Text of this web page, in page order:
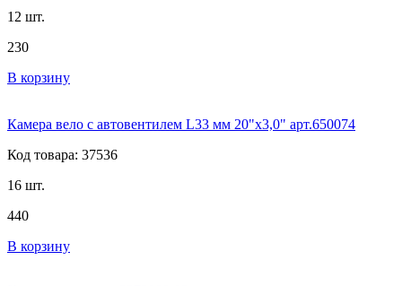
12 шт.
230
В корзину
Камера вело с автовентилем L33 мм 20"х3,0" арт.650074
Код товара: 37536
16 шт.
440
В корзину